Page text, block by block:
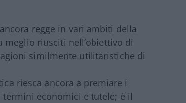
regge in vari ambiti della
meglio riusciti nell’obiettivo di
similmente utilitaristiche di
riesca ancora a premiare i
economici e tutele; è il